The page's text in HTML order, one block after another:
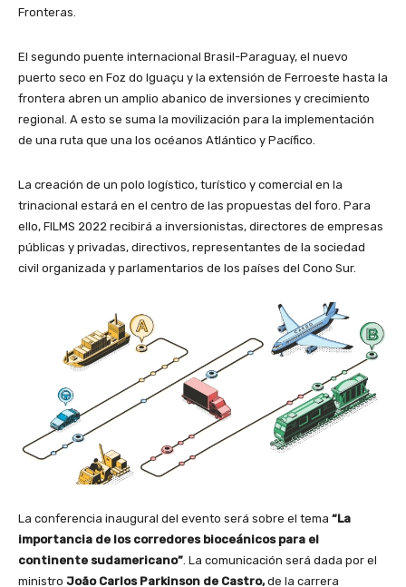
Fronteras.
El segundo puente internacional Brasil-Paraguay, el nuevo
puerto seco en Foz do Iguaçu y la extensión de Ferroeste hasta la
frontera abren un amplio abanico de inversiones y crecimiento
regional. A esto se suma la movilización para la implementación
de una ruta que una los océanos Atlántico y Pacífico.
La creación de un polo logístico, turístico y comercial en la
trinacional estará en el centro de las propuestas del foro. Para
ello, FILMS 2022 recibirá a inversionistas, directores de empresas
públicas y privadas, directivos, representantes de la sociedad
civil organizada y parlamentarios de los países del Cono Sur.
La conferencia inaugural del evento será sobre el tema “La
importancia de los corredores bioceánicos para el
continente sudamericano” . La comunicación será dada por el
ministro João Carlos Parkinson de Castro,de la carrera